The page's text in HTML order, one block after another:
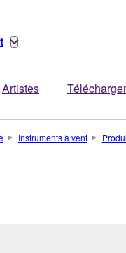
Artistes
Instruments à vent